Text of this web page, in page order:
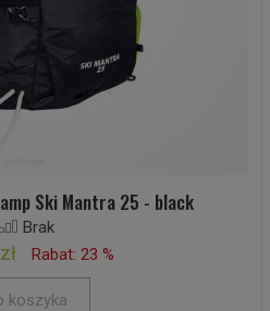
Ski Mantra 25 - black
Brak
Rabat: 23 %
koszyka